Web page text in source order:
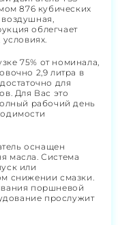
876 кубических
облегчает
75% от номинала,
2,9 литра в
для
Для Вас это
рабочий день
оснащен
масла. Система
или
снижении смазки.
поршневой
прослужит